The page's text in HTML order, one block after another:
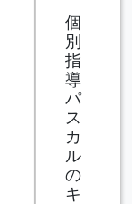
個
別
指
導
パ
ス
カ
ル
の
キ